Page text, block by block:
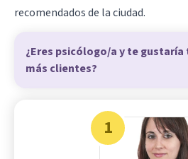
recomendados de la ciudad.
¿Eres psicólogo/a y te gustaría
más clientes?
1